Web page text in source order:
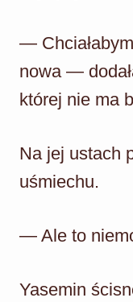
—
nowa —
której nie ma
Na jej ustach
uśmiechu.
— Ale to
Yasemin